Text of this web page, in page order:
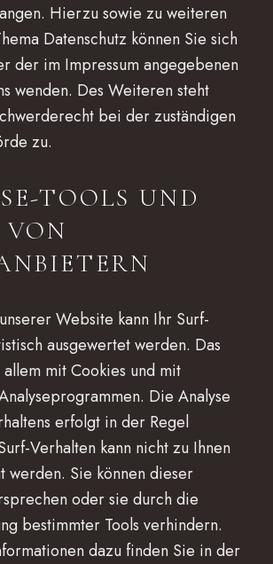
Hierzu sowie zu weiteren
Datenschutz können Sie sich
der im Impressum angegebenen
wenden. Des Weiteren steht
bei der zuständigen
zu.
TOOLS UND
Website kann Ihr Surf-
ausgewertet werden. Das
mit Cookies und mit
Die Analyse
erfolgt in der Regel
Verhalten kann nicht zu Ihnen
werden. Sie können dieser
oder sie durch die
bestimmter Tools verhindern.
dazu finden Sie in der